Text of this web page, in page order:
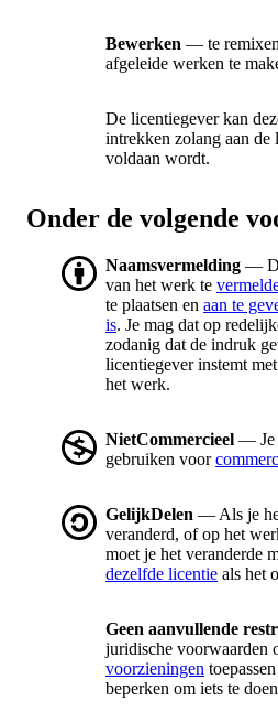
Bewerken — te
afgeleide werken te
De licentiegever kan
intrekken zolang aan de
voldaan wordt.
Onder de volgende
Naamsvermelding —
van het werk te
te plaatsen en aan te
is. Je mag dat op
zodanig dat de indruk
licentiegever instemt
het werk.
NietCommercieel — Je
gebruiken voor
GelijkDelen — Als je
veranderd, of op het
moet je het veranderde
dezelfde licentie als het
Geen aanvullende
juridische voorwaarden
voorzieningen
beperken om iets te